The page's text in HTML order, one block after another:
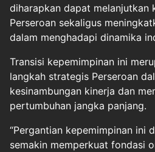
diharapkan dapat melanjutkan
Perseroan sekaligus
dalam menghadapi dinamika
Transisi kepemimpinan ini
langkah strategis Perseroan
kesinambungan kinerja dan
pertumbuhan jangka panjang.
“Pergantian kepemimpinan ini
semakin memperkuat fondasi